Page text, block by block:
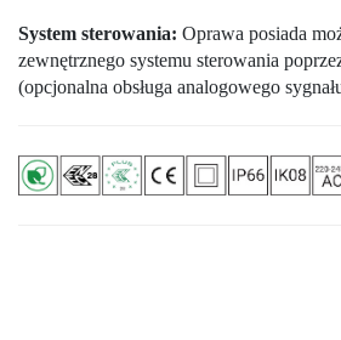
System sterowania: Oprawa posiada
zewnętrznego systemu sterowania
(opcjonalna obsługa analogowego